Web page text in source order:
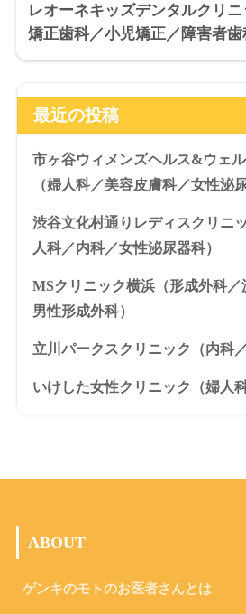
レオーネキッズデンタルクリ
矯正歯科／小児矯正／障害者歯
最近の投稿
市ヶ谷ウィメンズヘルス&ウェ
（婦人科／美容皮膚科／女性泌
渋谷文化村通りレディスクリニ
人科／内科／女性泌尿器科）
MSクリニック横浜（形成外科／
男性形成外科）
立川パークスクリニック（内科
いけした女性クリニック（婦人科
ABOUT
ゲンキのモトのお医者さんとは